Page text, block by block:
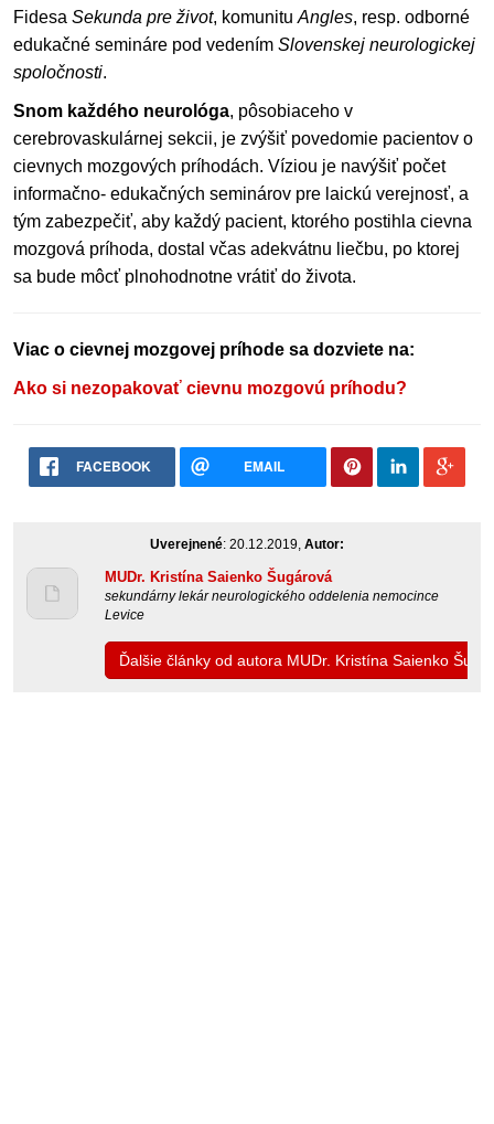
Fidesa Sekunda pre život, komunitu Angles, resp. odborné
edukačné semináre pod vedením Slovenskej neurologickej
spoločnosti.
Snom každého neurológa, pôsobiaceho v
cerebrovaskulárnej sekcii, je zvýšiť povedomie pacientov o
cievnych mozgových príhodách. Víziou je navýšiť počet
informačno- edukačných seminárov pre laickú verejnosť, a
tým zabezpečiť, aby každý pacient, ktorého postihla cievna
mozgová príhoda, dostal včas adekvátnu liečbu, po ktorej
sa bude môcť plnohodnotne vrátiť do života.
Viac o cievnej mozgovej príhode sa dozviete na:
Ako si nezopakovať cievnu mozgovú príhodu?
FACEBOOK EMAIL
Uverejnené: 20.12.2019, Autor:
MUDr. Kristína Saienko Šugárová
sekundárny lekár neurologického oddelenia nemocince
Levice
Ďalšie články od autora MUDr. Kristína Saienko